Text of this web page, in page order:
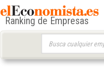
Ranking de Empresas